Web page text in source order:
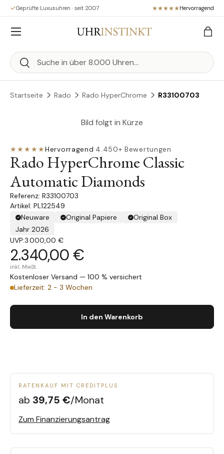
Direkt zum Inhalt
Geprüfte Luxusuhren · seit 2007 Hervorragend
Suchen
Suchen
Menü
Startseite Rado Rado HyperChrome R33100703
Bild folgt in Kürze
★★★★★Hervorragend·4.450+ Bewertungen
Rado HyperChrome Classic
Automatic Diamonds
R33100703
Artikel: PL122549
Neuware
Original Papiere
Original Box
Jahr 2026
UVP:3.000,00 €
2.340,00 €
inkl. MwSt.
Kostenloser Versand — 100 % versichert
Lieferzeit: 2 - 3 Wochen
In den Warenkorb
RATENKAUF MIT CREDITPLUS
ab 39,75 €/Monat
Zum Finanzierungsantrag